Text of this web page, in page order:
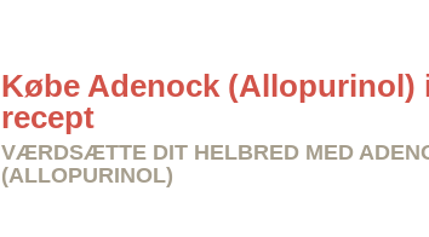
Købe Adenock (Allopurinol)
recept
VÆRDSÆTTE DIT HELBRED MED
(ALLOPURINOL)